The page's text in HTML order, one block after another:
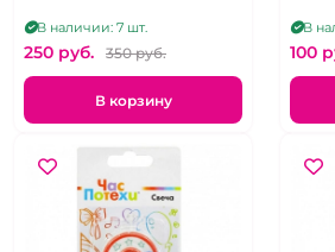
В наличии: 7 шт.
250 pуб. 350 pуб.
В корзину
В
100